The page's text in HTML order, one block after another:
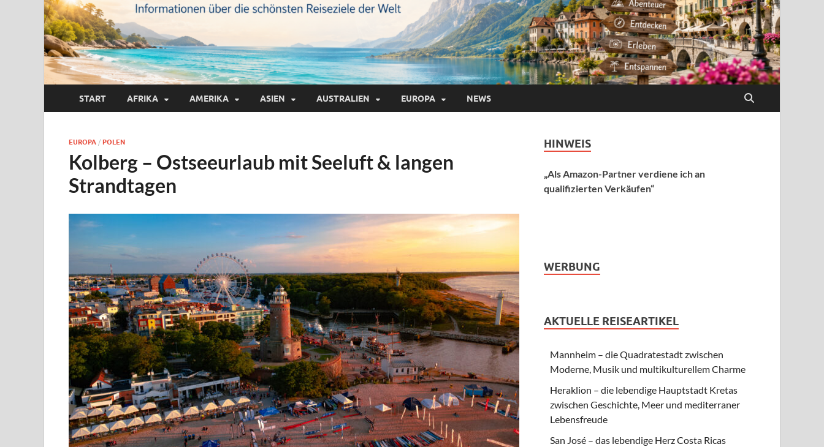
START AFRIKA AMERIKA ASIEN AUSTRALIEN EUROPA NEWS
EUROPA / POLEN
Kolberg – Ostseeurlaub mit Seeluft & langen
Strandtagen
HINWEIS
„Als Amazon-Partner verdiene ich an
qualifizierten Verkäufen“
WERBUNG
AKTUELLE REISEARTIKEL
Mannheim – die Quadratestadt zwischen
Moderne, Musik und multikulturellem Charme
Heraklion – die lebendige Hauptstadt Kretas
zwischen Geschichte, Meer und mediterraner
Lebensfreude
San José – das lebendige Herz Costa Ricas